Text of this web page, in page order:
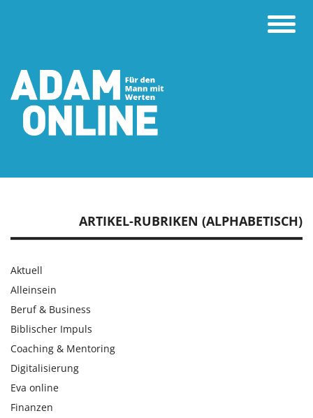
Toggle
ARTIKEL-RUBRIKEN (ALPHABETISCH)
Aktuell
Alleinsein
Beruf & Business
Biblischer Impuls
Coaching & Mentoring
Digitalisierung
Eva online
Finanzen